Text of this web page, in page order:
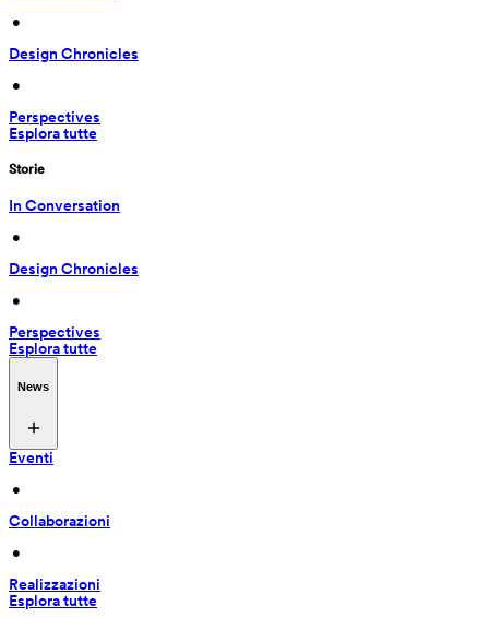
•
Design Chronicles
•
Perspectives
Esplora tutte
Storie
In Conversation
•
Design Chronicles
•
Perspectives
Esplora tutte
News
Eventi
•
Collaborazioni
•
Realizzazioni
Esplora tutte